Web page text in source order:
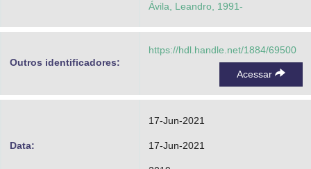
Ávila, Leandro, 1991-
Outros identificadores:
https://hdl.handle.net/1884/69500
Acessar
Data:
17-Jun-2021
17-Jun-2021